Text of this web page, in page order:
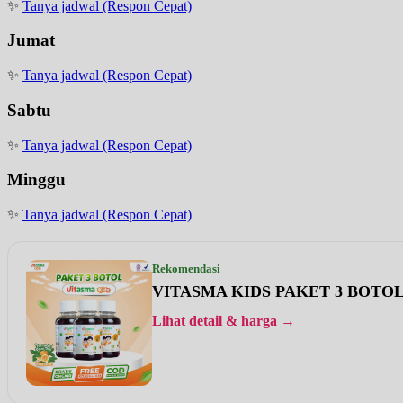
✨ Tanya jadwal (Respon Cepat)
Jumat
✨ Tanya jadwal (Respon Cepat)
Sabtu
✨ Tanya jadwal (Respon Cepat)
Minggu
✨ Tanya jadwal (Respon Cepat)
Rekomendasi
VITASMA KIDS PAKET 3
Lihat detail & harga →